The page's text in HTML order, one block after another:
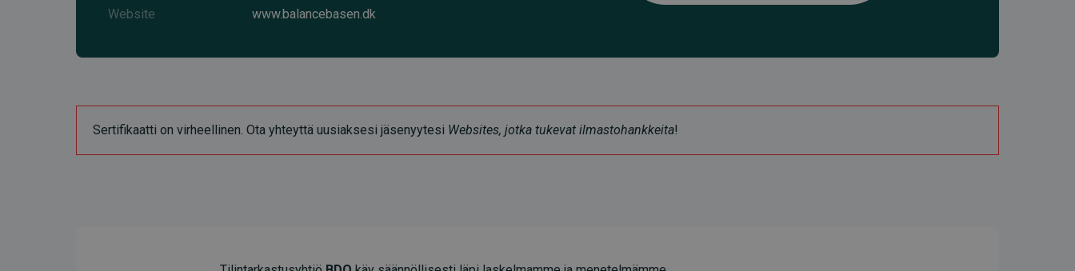
Website
www.balancebasen.dk
Sertifikaatti on virheellinen. Ota yhteyttä uusiaksesi jäsenyytesi Websites, jotka tukevat ilmastohankkeita!